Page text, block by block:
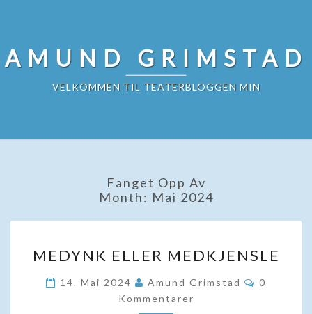
content
AMUND GRIMSTAD
VELKOMMEN TIL TEATERBLOGGEN MIN
Fanget Opp Av
Month: Mai 2024
ELLER
MEDKJENSLE
MEDYNK ELLER MEDKJENSLE
14. Mai 2024 Amund Grimstad
0
Kommentarer